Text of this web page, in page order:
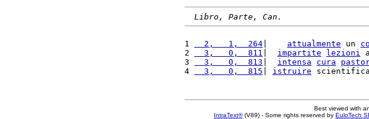
Libro, Parte, Can.
1
  2,   1,  264
attualmente un
2
  3,   0,  811
impartite lezioni
3
  3,   0,  813
intensa cura
4
  3,   0,  815
istruire
Best viewed with
IntraText®(V89) - Some rights reserved by EuloTech